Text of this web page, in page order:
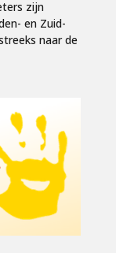
zijn
en Zuid-
naar de